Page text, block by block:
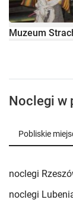
Muzeum
Noclegi w
Pobliskie
noclegi
noclegi